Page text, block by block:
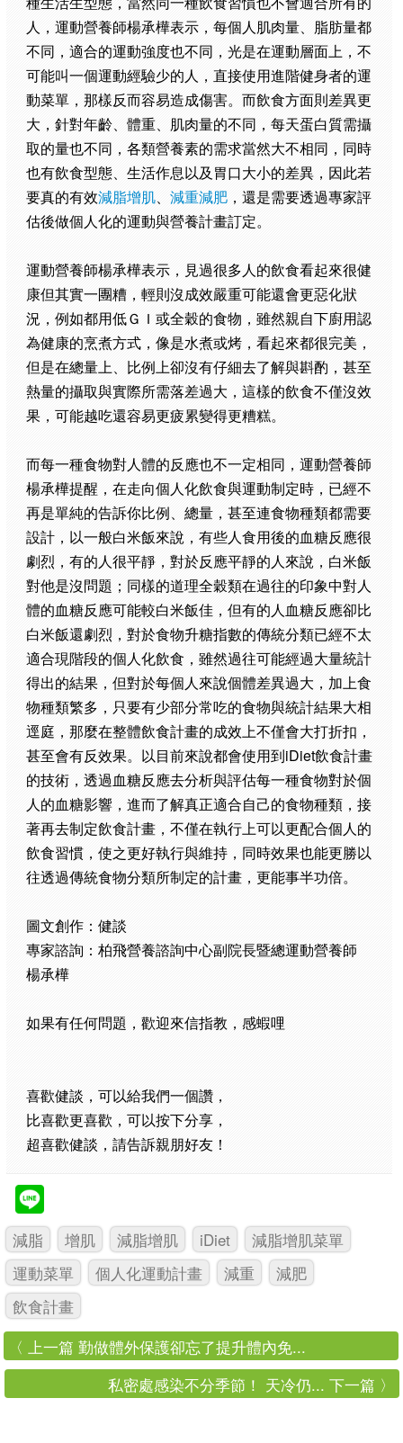
人，運動營養師楊承樺表示，每個人肌肉量、脂肪量都
不同，適合的運動強度也不同，光是在運動層面上，不
可能叫一個運動經驗少的人，直接使用進階健身者的運
動菜單，那樣反而容易造成傷害。而飲食方面則差異更
大，針對年齡、體重、肌肉量的不同，每天蛋白質需攝
取的量也不同，各類營養素的需求當然大不相同，同時
也有飲食型態、生活作息以及胃口大小的差異，因此若
要真的有效減脂增肌、 減重減肥，還是需要透過專家評
估後做個人化的運動與營養計畫訂定。
運動營養師楊承樺表示，見過很多人的飲食看起來很健
康但其實一團糟，輕則沒成效嚴重可能還會更惡化狀
況，例如都用低ＧＩ或全穀的食物，雖然親自下廚用認
為健康的烹煮方式，像是水煮或烤，看起來都很完美，
但是在總量上、比例上卻沒有仔細去了解與斟酌，甚至
熱量的攝取與實際所需落差過大，這樣的飲食不僅沒效
果，可能越吃還容易更疲累變得更糟糕。
而每一種食物對人體的反應也不一定相同，運動營養師
楊承樺提醒，在走向個人化飲食與運動制定時，已經不
再是單純的告訴你比例、總量，甚至連食物種類都需要
設計，以一般白米飯來說，有些人食用後的血糖反應很
劇烈，有的人很平靜，對於反應平靜的人來說，白米飯
對他是沒問題；同樣的道理全穀類在過往的印象中對人
體的血糖反應可能較白米飯佳，但有的人血糖反應卻比
白米飯還劇烈，對於食物升糖指數的傳統分類已經不太
適合現階段的個人化飲食，雖然過往可能經過大量統計
得出的結果，但對於每個人來說個體差異過大，加上食
物種類繁多，只要有少部分常吃的食物與統計結果大相
逕庭，那麼在整體飲食計畫的成效上不僅會大打折扣，
甚至會有反效果。以目前來說都會使用到iDiet飲食計畫
的技術，透過血糖反應去分析與評估每一種食物對於個
人的血糖影響，進而了解真正適合自己的食物種類，接
著再去制定飲食計畫，不僅在執行上可以更配合個人的
飲食習慣，使之更好執行與維持，同時效果也能更勝以
往透過傳統食物分類所制定的計畫，更能事半功倍。
圖文創作：健談
專家諮詢：柏飛營養諮詢中心副院長暨總運動營養師
楊承樺
如果有任何問題，歡迎來信指教，感蝦哩
喜歡健談，可以給我們一個讚，
比喜歡更喜歡，可以按下分享，
超喜歡健談，請告訴親朋好友！
減脂 增肌 減脂增肌 iDiet
減脂增肌菜單
運動菜單
個人化運動計畫 減重
減肥
飲食計畫
〈 上一篇 勤做體外保護卻忘了提升體內免...
私密處感染不分季節！ 天冷仍... 下一篇 〉